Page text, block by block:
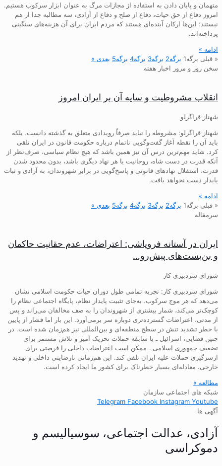
متهمان و پایان دادن به استفاده از مجازات مرگ به عنوان ابزار سرکوب هستیم.
امروز دفاع از حق حیات، دفاع از صلح و دفاع از آزادی، سه مطالبه جدا از هم
نیستند؛ این‌ها ارکان آینده‌ای هستند که مردم ایران برای آن هزینه‌های سنگینی
پرداخته‌اند.
ادامه »
« قبلی
برگه1 برگه2 برگه3 برگه4 برگه5 بعدی »
سخن روز و مرور اخبار هفته
انقلاب مشروطیت و سایه آن بر ایران امروز
شهناز قراگزلو
شهناز قراگزلو: مشروطه را نباید صرفاً رویدادی متعلق به گذشته دانست، بلکه
باید آن را نقطه آغاز گفت‌وگویی ناتمام درباره حکومت قانون در ایران تلقی
کرد. شاید مهم‌ترین درس آن نیز همین باشد که هیچ نظام سیاسی، صرف‌نظر از
آنکه قدرت در دست شاه، روحانیت یا هر نهاد دیگری باشد، بدون محدود شدن
قدرت، استقلال نهادهای قانونی و پاسخ‌گویی در برابر شهروندان، به آزادی و ثبات
پایدار دست نخواهد یافت.
ادامه »
« قبلی
برگه1 برگه2 برگه3 برگه4 برگه5 بعدی »
سرمقاله
ایران در آستانه فروپاشی: اعتراضات، عدم حقانیت حاکمان
و بن‌بست‌های پیش‌رو…
شورای سردبیری کار
شورای سردبیری کار: تجربه تمامی طول دوران حیات حکومت اسلامی نشان
می‌دهد که هر موج سرکوب، به‌جای تثبیت پایدار نظام، پایگاه اجتماعی نظام را
کوچک‌تر می‌کند، شمار بیشتری از شهروندان را به صف مخالفان می‌راند و پس
از مدتی، اعتراضات گسترده‌تری دوباره سر برمی‌آورد. این بار اما فشار از پایین
با خطر تشدید تنش در سطح منطقه‌ای و بین‌المللی نیز هم‌زمان شده است. در
چنین فضایی، اسرائیل ـ با سابقه حملات تحریک آمیز و تلاش مستمر برای
تضعیف جمهوری اسلامی ـ ممکن است اعتراضات داخلی را فرصتی برای
ازسرگیری حملات علیه ایران تلقی کند. این هم‌زمانی نارضایتی داخلی و تهدید
خارجی، معادله‌ای بسیار خطرناک برای کشور ما ایجاد کرده است.
مطالعه »
شبکه های اجتماعی سازمان
Telegram Facebook Instagram Youtube
آگهی ها
آزادی، عدالت اجتماعی، سوسیالیسم و
دموکراسی